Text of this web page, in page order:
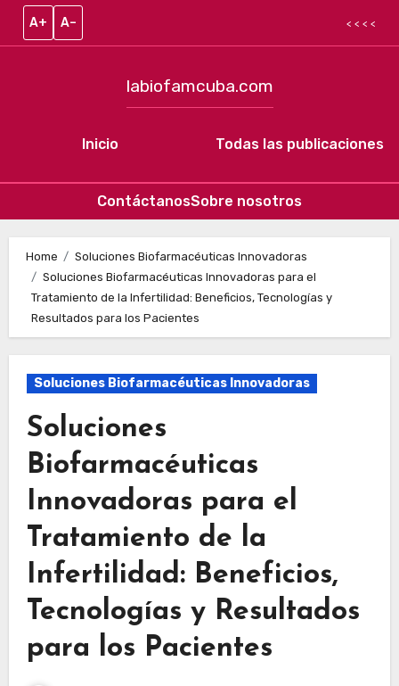
A+ A– < < < <
Inicio
labiofamcuba.com
Todas las publicaciones
ContáctanosSobre nosotros
Home
Soluciones Biofarmacéuticas Innovadoras
Soluciones Biofarmacéuticas Innovadoras para el
Tratamiento de la Infertilidad: Beneficios, Tecnologías y
Resultados para los Pacientes
Soluciones Biofarmacéuticas Innovadoras
Soluciones
Biofarmacéuticas
Innovadoras para el
Tratamiento de la
Infertilidad: Beneficios,
Tecnologías y Resultados
para los Pacientes